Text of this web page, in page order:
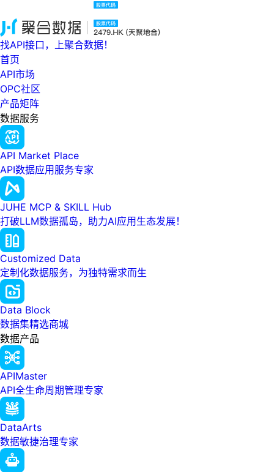
找API接口，上聚合数据！
首页
API市场
OPC社区
产品矩阵
数据服务
API Market Place
API数据应用服务专家
JUHE MCP & SKILL Hub
打破LLM数据孤岛，助力AI应用生态发展！
Customized Data
定制化数据服务，为独特需求而生
Data Block
数据集精选商城
数据产品
APIMaster
API全生命周期管理专家
DataArts
数据敏捷治理专家